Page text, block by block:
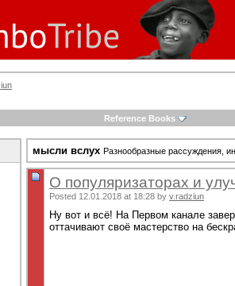
Reference Books
мысли вслух Разнообразные рассуждения,
О популяризаторах и
Posted 12.01.2018 at 18:28 by v.radziun
Ну вот и всё! На Первом канале
оттачивают своё мастерство на